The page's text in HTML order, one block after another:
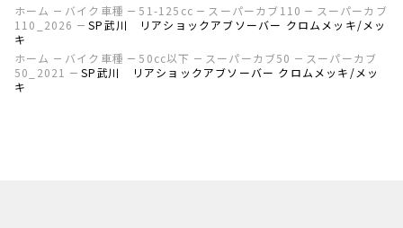
ホーム
バイク車種 51-125cc スーパーカブ110
スーパーカブ
110_2026
SP武川 リアショックアブソーバー クロムメッキ/メッ
キ
ホーム
バイク車種 50cc以下 スーパーカブ50
スーパーカブ
50_2021
SP武川 リアショックアブソーバー クロムメッキ/メッ
キ